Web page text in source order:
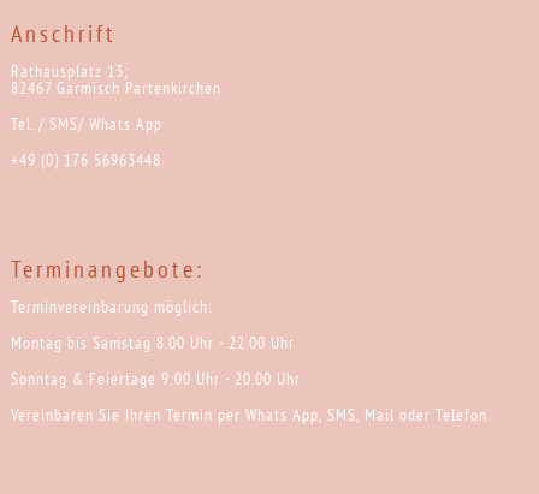
Anschrift
Rathausplatz 13;
82467 Garmisch Partenkirchen
Tel. / SMS/ Whats App
+49 (0) 176 56963448
Terminangebote:
Terminvereinbarung möglich:
Montag bis Samstag 8.00 Uhr - 22.00 Uhr
Sonntag & Feiertage 9:00 Uhr - 20.00 Uhr
Vereinbaren Sie Ihren Termin per Whats App, SMS, Mail oder Telefon.